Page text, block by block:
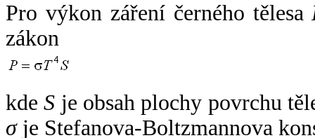
Pro výkon záření černého tělesa
zákon
kdeS je obsah plochy povrchu
σje Stefanova-Boltzmannova